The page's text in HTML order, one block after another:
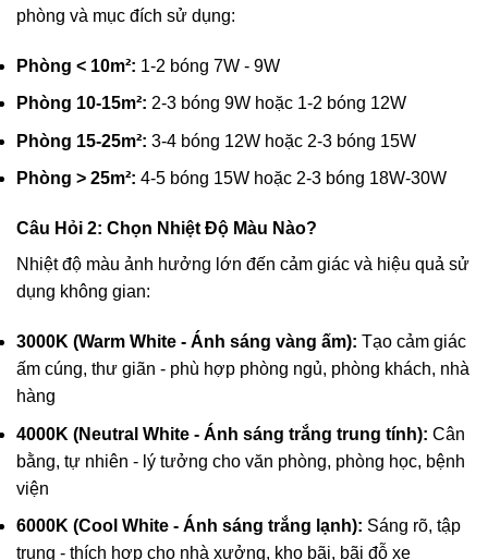
phòng và mục đích sử dụng:
Phòng < 10m²: 1-2 bóng 7W - 9W
Phòng 10-15m²: 2-3 bóng 9W hoặc 1-2 bóng 12W
Phòng 15-25m²: 3-4 bóng 12W hoặc 2-3 bóng 15W
Phòng > 25m²: 4-5 bóng 15W hoặc 2-3 bóng 18W-30W
Câu Hỏi 2: Chọn Nhiệt Độ Màu Nào?
Nhiệt độ màu ảnh hưởng lớn đến cảm giác và hiệu quả sử
dụng không gian:
3000K (Warm White - Ánh sáng vàng ấm): Tạo cảm giác
ấm cúng, thư giãn - phù hợp phòng ngủ, phòng khách, nhà
hàng
4000K (Neutral White - Ánh sáng trắng trung tính): Cân
bằng, tự nhiên - lý tưởng cho văn phòng, phòng học, bệnh
viện
6000K (Cool White - Ánh sáng trắng lạnh): Sáng rõ, tập
trung - thích hợp cho nhà xưởng, kho bãi, bãi đỗ xe